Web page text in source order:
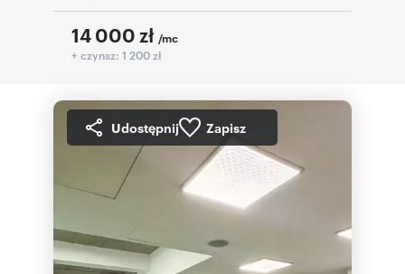
14 000 zł /mc
+ czynsz: 1 200 zł
Udostępnij Zapisz